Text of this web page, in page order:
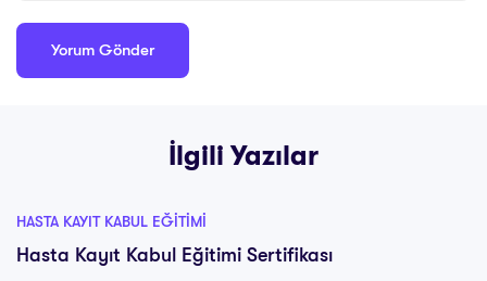
İlgili Yazılar
HASTA KAYIT KABUL EĞITIMI
Hasta Kayıt Kabul Eğitimi Sertifikası